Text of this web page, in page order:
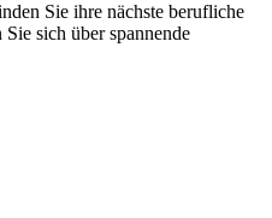
Sie ihre nächste berufliche
sich über spannende